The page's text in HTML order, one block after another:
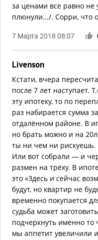
за ценами все равно не
плюнули.../. Сорри, что
7 Марта 2018 08:07
Livenson
Кстати, вчера
после 7 лет наступает.
эту ипотеку, то по
раз набирается сумма
отдалённом районе. В
но брать можно и на
ты ни чем ни
Или вот собрали — и
размен на трёху. В
это «Здесь и сейчас
будут, но квартир не
временно покупается
судьба может
подчеркнуть именно то
мы аппетит увеличили